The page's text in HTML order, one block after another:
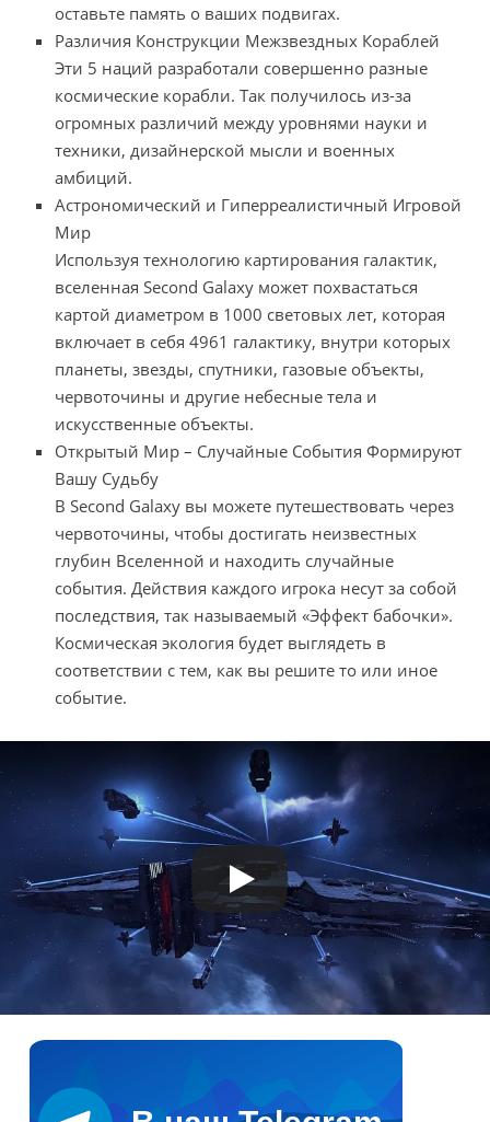
оставьте память о ваших подвигах.
Различия Конструкции Межзвездных Кораблей
Эти 5 наций разработали совершенно разные
космические корабли. Так получилось из-за
огромных различий между уровнями науки и
техники, дизайнерской мысли и военных
амбиций.
Астрономический и Гиперреалистичный Игровой
Мир
Используя технологию картирования галактик,
вселенная Second Galaxy может похвастаться
картой диаметром в 1000 световых лет, которая
включает в себя 4961 галактику, внутри которых
планеты, звезды, спутники, газовые объекты,
червоточины и другие небесные тела и
искусственные объекты.
Открытый Мир – Случайные События Формируют
Вашу Судьбу
В Second Galaxy вы можете путешествовать через
червоточины, чтобы достигать неизвестных
глубин Вселенной и находить случайные
события. Действия каждого игрока несут за собой
последствия, так называемый «Эффект бабочки».
Космическая экология будет выглядеть в
соответствии с тем, как вы решите то или иное
событие.